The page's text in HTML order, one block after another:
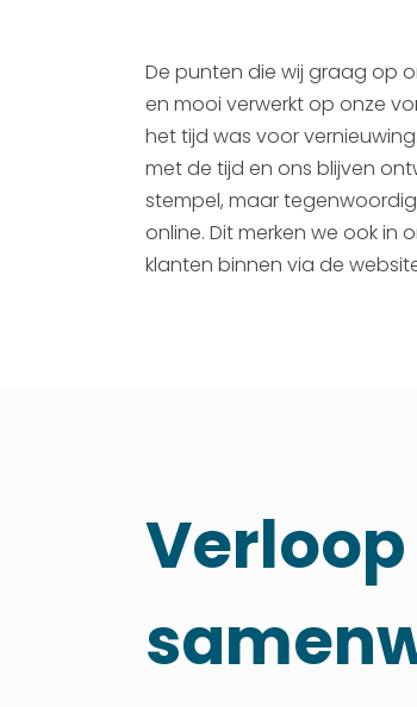
De punten die wij graag op
en mooi verwerkt op onze
het tijd was voor
met de tijd en ons blijven
stempel, maar
online. Dit merken we ook in
klanten binnen via de